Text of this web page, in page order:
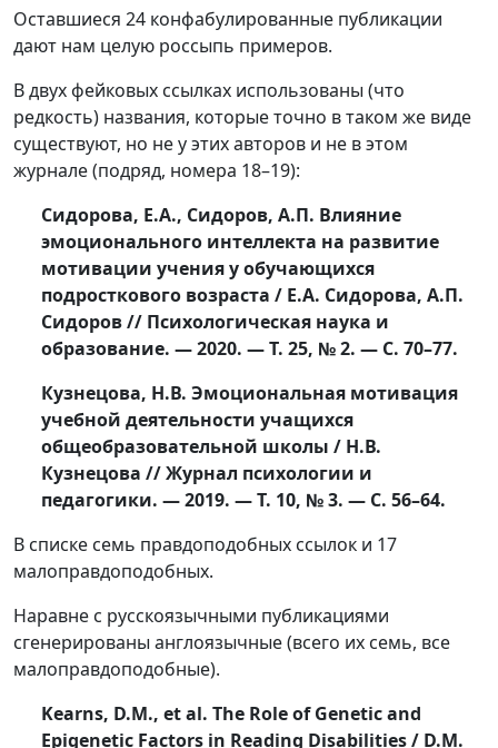
Оставшиеся 24 конфабулированные публикации
дают нам целую россыпь примеров.
В двух фейковых ссылках использованы (что
редкость) названия, которые точно в таком же виде
существуют, но не у этих авторов и не в этом
журнале (подряд, номера 18–19):
Сидорова, Е.А., Сидоров, А.П. Влияние
эмоционального интеллекта на развитие
мотивации учения у обучающихся
подросткового возраста / Е.А. Сидорова, А.П.
Сидоров // Психологическая наука и
образование. — 2020. — Т. 25, № 2. — С. 70–77.
Кузнецова, Н.В. Эмоциональная мотивация
учебной деятельности учащихся
общеобразовательной школы / Н.В.
Кузнецова // Журнал психологии и
педагогики. — 2019. — Т. 10, № 3. — С. 56–64.
В списке семь правдоподобных ссылок и 17
малоправдоподобных.
Наравне с русскоязычными публикациями
сгенерированы англоязычные (всего их семь, все
малоправдоподобные).
Kearns, D.M., et al. The Role of Genetic and
Epigenetic Factors in Reading Disabilities / D.M.